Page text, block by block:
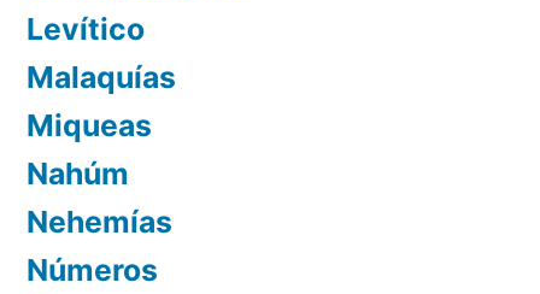
Levítico
Malaquías
Miqueas
Nahúm
Nehemías
Números